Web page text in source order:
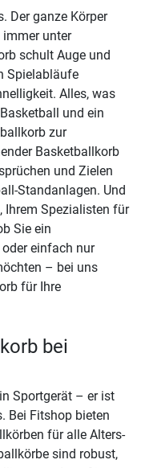
Der ganze Körper
unter
schult Auge und
Spielabläufe
Alles, was
und ein
zur
Basketballkorb
und Zielen
Standanlagen. Und
Spezialisten für
Sie ein
einfach nur
– bei uns
für Ihre
bei
Sportgerät – er ist
Bei Fitshop bieten
für alle Alters-
sind robust,